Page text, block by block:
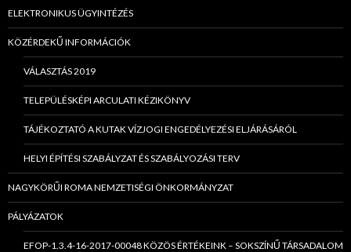
ELEKTRONIKUS ÜGYINTÉZÉS
KÖZÉRDEKŰ INFORMÁCIÓK
VÁLASZTÁS 2019
TELEPÜLÉSKÉPI ARCULATI KÉZIKÖNYV
TÁJÉKOZTATÓ A KUTAK VÍZJOGI ENGEDÉLYEZÉSI ELJÁRÁSÁRÓL
HELYI ÉPÍTÉSI SZABÁLYZAT ÉS SZABÁLYOZÁSI TERV
NAGYKÖRŰI ROMA NEMZETISÉGI ÖNKORMÁNYZAT
PÁLYÁZATOK
EFOP-1.3.4-16-2017-00048 KÖZÖS ÉRTÉKEINK – SOKSZÍNŰ TÁRSADALOM